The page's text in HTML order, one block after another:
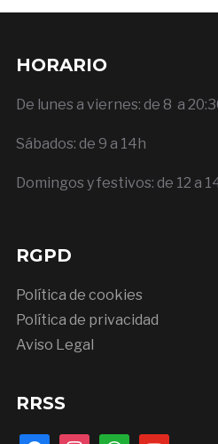
HORARIO
De lunes a viernes: de 8 a
Sábados: de 9 a 14h
Domingos y festivos: de 12 a
RGPD
Política de cookies
Política de privacidad
Aviso Legal
RRSS